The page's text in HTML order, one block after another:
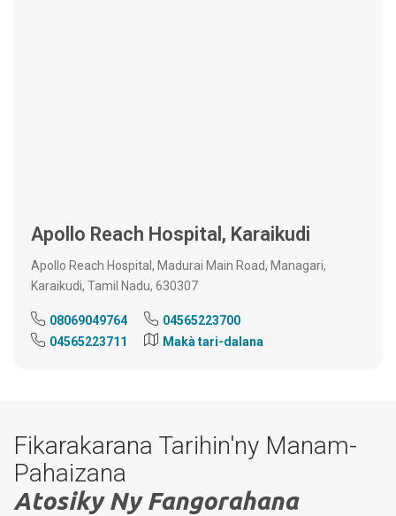
Apollo Reach Hospital, Karaikudi
Apollo Reach Hospital, Madurai Main Road, Managari,
Karaikudi, Tamil Nadu, 630307
08069049764
04565223700
04565223711
Makà tari-dalana
Fikarakarana Tarihin'ny Manam-
Pahaizana
Atosiky Ny Fangorahana